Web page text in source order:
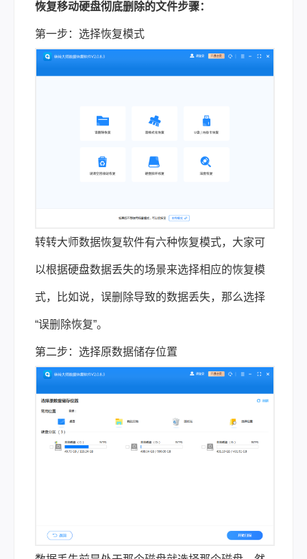
恢复移动硬盘彻底删除的文件步骤：
第一步：选择恢复模式
转转大师数据恢复软件有六种恢复模式，大家可
以根据硬盘数据丢失的场景来选择相应的恢复模
式，比如说，误删除导致的数据丢失，那么选择
“误删除恢复”。
第二步：选择原数据储存位置